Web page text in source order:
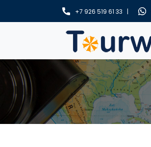
+7 926 519 61 33 |